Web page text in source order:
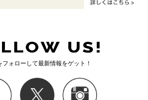
フォローして最新情報をゲット！